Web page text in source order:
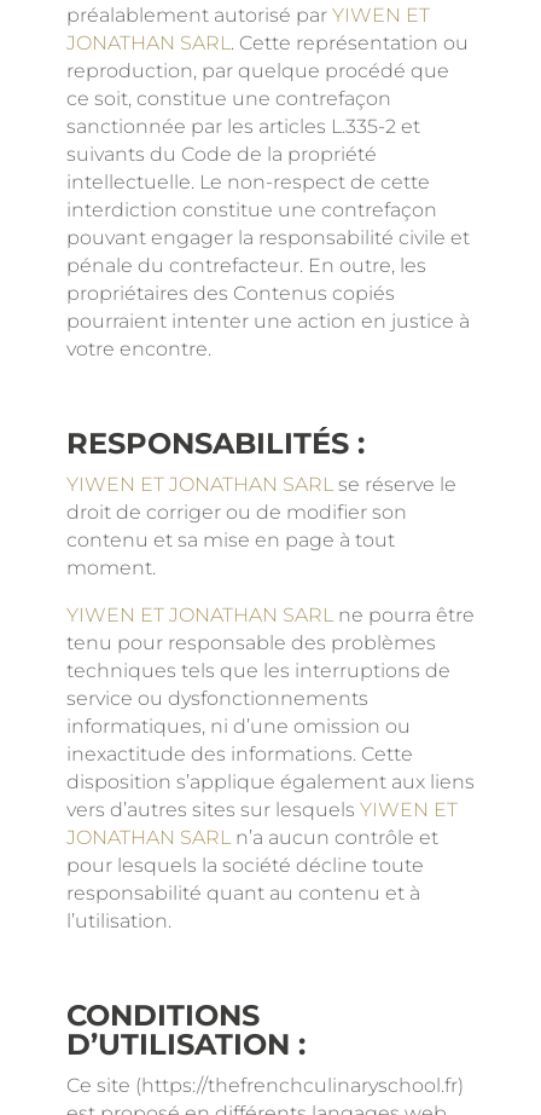
préalablement autorisé par YIWEN ET
JONATHAN SARL. Cette représentation ou
reproduction, par quelque procédé que
ce soit, constitue une contrefaçon
sanctionnée par les articles L.335-2 et
suivants du Code de la propriété
intellectuelle. Le non-respect de cette
interdiction constitue une contrefaçon
pouvant engager la responsabilité civile et
pénale du contrefacteur. En outre, les
propriétaires des Contenus copiés
pourraient intenter une action en justice à
votre encontre.
RESPONSABILITÉS :
YIWEN ET JONATHAN SARLse réserve le
droit de corriger ou de modifier son
contenu et sa mise en page à tout
moment.
YIWEN ET JONATHAN SARLne pourra être
tenu pour responsable des problèmes
techniques tels que les interruptions de
service ou dysfonctionnements
informatiques, ni d’une omission ou
inexactitude des informations. Cette
disposition s’applique également aux liens
vers d’autres sites sur lesquels YIWEN ET
JONATHAN SARLn’a aucun contrôle et
pour lesquels la société décline toute
responsabilité quant au contenu et à
l’utilisation.
CONDITIONS
D’UTILISATION :
Ce site (https://thefrenchculinaryschool.fr)